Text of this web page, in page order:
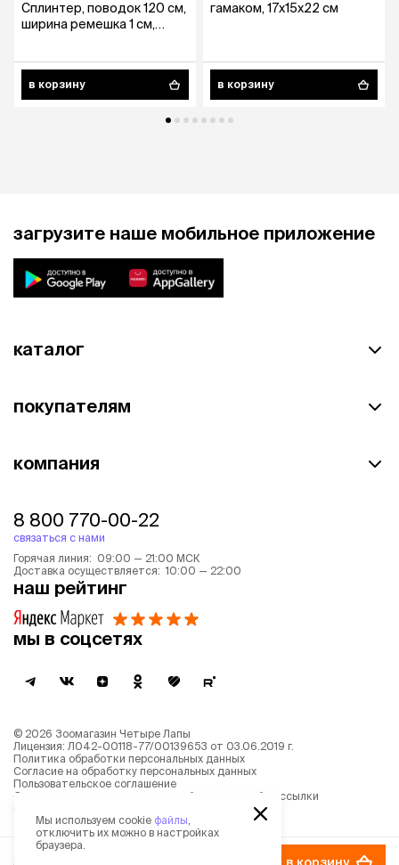
Сплинтер, поводок 120 см,
ширина ремешка 1 см,
в корзину
гамаком, 17х15х22 см
в корзину
загрузите наше мобильное приложение
каталог
покупателям
компания
8 800 770-00-22
связаться с нами
Горячая линия: 09:00 — 21:00 МСК
Доставка осуществляется: 10:00 — 22:00
наш рейтинг
мы в соцсетях
© 2026 Зоомагазин Четыре Лапы
Лицензия: Л042-00118-77/00139653 от 03.06.2019 г.
Политика обработки персональных данных
Согласие на обработку персональных данных
Пользовательское соглашение
Согласие на получение новостной и рекламной рассылки
Описание рекомендательных алгоритмов
Мы используем cookie файлы
отключить их можно в настройках
браузера.